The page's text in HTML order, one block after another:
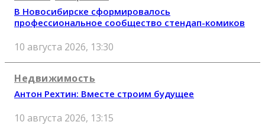
В Новосибирске сформировалось
профессиональное сообщество стендап-комиков
10 августа 2026, 13:30
Недвижимость
Антон Рехтин: Вместе строим будущее
10 августа 2026, 13:15